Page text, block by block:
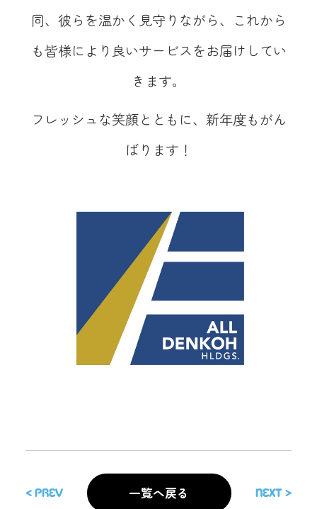
同、彼らを温かく見守りながら、これから
も皆様により良いサービスをお届けしてい
きます。
フレッシュな笑顔とともに、新年度もがん
ばります！
< Prev 一覧へ戻る Next >